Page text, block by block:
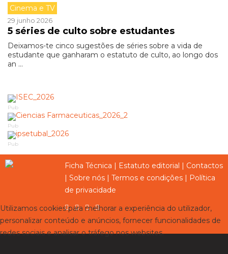
Cinema e TV
29 junho 2026
5 séries de culto sobre estudantes
Deixamos-te cinco sugestões de séries sobre a vida de
estudante que ganharam o estatuto de culto, ao longo dos
an ...
Pub
Pub
Pub
Ficha Técnica | Estatuto editorial | Contactos
| Sobre nós | Termos e condições | Política
de privacidade
Utilizamos cookies para melhorar a experiência do utilizador,
personalizar conteúdo e anúncios, fornecer funcionalidades de
redes sociais e analisar o tráfego nos websites.